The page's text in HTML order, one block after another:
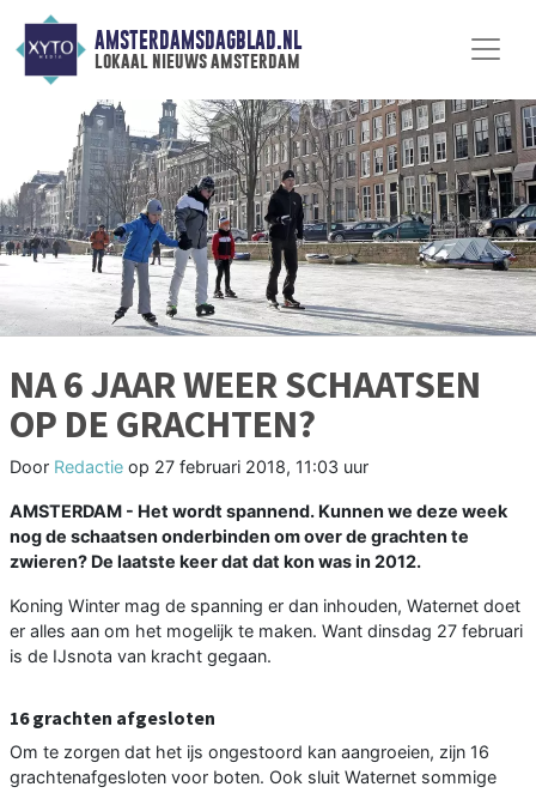
AMSTERDAMSDAGBLAD.NL
lokaal nieuws amsterdam
NA 6 JAAR WEER SCHAATSEN
OP DE GRACHTEN?
Door Redactie op 27 februari 2018, 11:03 uur
AMSTERDAM - Het wordt spannend. Kunnen we deze week
nog de schaatsen onderbinden om over de grachten te
zwieren? De laatste keer dat dat kon was in 2012.
Koning Winter mag de spanning er dan inhouden, Waternet doet
er alles aan om het mogelijk te maken. Want dinsdag 27 februari
is de IJsnota van kracht gegaan.
16 grachten afgesloten
Om te zorgen dat het ijs ongestoord kan aangroeien, zijn 16
grachtenafgesloten voor boten. Ook sluit Waternet sommige